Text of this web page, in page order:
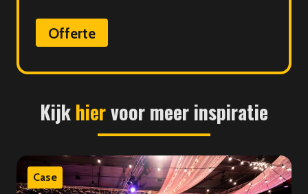
Offerte
Kijkhiervoor meer inspiratie
Case